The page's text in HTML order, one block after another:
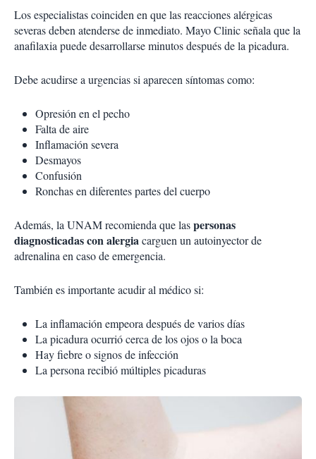
Los especialistas coinciden en que las reacciones alérgicas
severas deben atenderse de inmediato. Mayo Clinic señala que la
anafilaxia puede desarrollarse minutos después de la picadura.
Debe acudirse a urgencias si aparecen síntomas como:
Opresión en el pecho
Falta de aire
Inflamación severa
Desmayos
Confusión
Ronchas en diferentes partes del cuerpo
Además, la UNAM recomienda que laspersonas
diagnosticadas con alergiacarguen un autoinyector de
adrenalina en caso de emergencia.
También es importante acudir al médico si:
La inflamación empeora después de varios días
La picadura ocurrió cerca de los ojos o la boca
Hay fiebre o signos de infección
La persona recibió múltiples picaduras